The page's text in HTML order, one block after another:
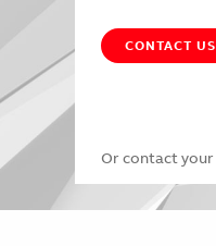
CONTACT US
Or contact your